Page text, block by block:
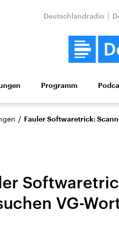
Deutschlandradio
Politik Wirtschaft
Musik
USA
Programm
/ Fauler Softwaretrick:
VG-